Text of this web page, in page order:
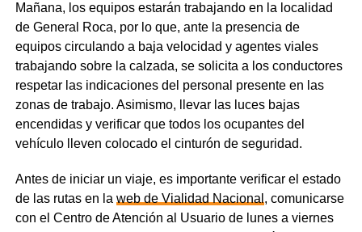
Mañana, los equipos estarán trabajando en la localidad
de General Roca, por lo que, ante la presencia de
equipos circulando a baja velocidad y agentes viales
trabajando sobre la calzada, se solicita a los conductores
respetar las indicaciones del personal presente en las
zonas de trabajo. Asimismo, llevar las luces bajas
encendidas y verificar que todos los ocupantes del
vehículo lleven colocado el cinturón de seguridad.
Antes de iniciar un viaje, es importante verificar el estado
de las rutas en la web de Vialidad Nacional , comunicarse
con el Centro de Atención al Usuario de lunes a viernes